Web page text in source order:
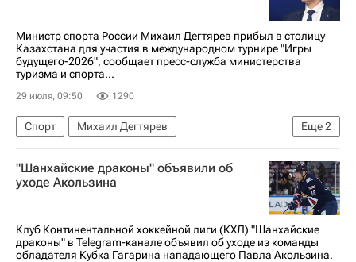
Министр спорта России Михаил Дегтярев прибыл в столицу
Казахстана для участия в международном турнире "Игры
будущего-2026", сообщает пресс-служба министерства
туризма и спорта...
29 июля, 09:50 1290
Еще2
Спорт
Михаил Дегтярев
Касым-Жомарт Токаев
Садыр Жапаров
"Шанхайские драконы" объявили об
уходе Акользина
Клуб Континентальной хоккейной лиги (КХЛ) "Шанхайские
драконы" в Telegram-канале объявил об уходе из команды
обладателя Кубка Гагарина нападающего Павла Акользина.